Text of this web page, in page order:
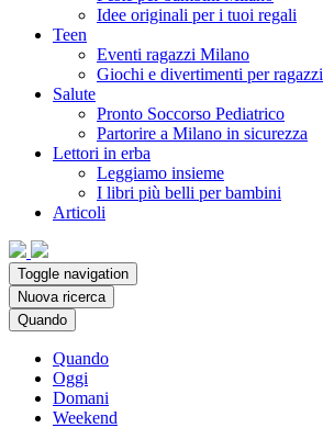
Idee originali per i tuoi regali
Teen
Eventi ragazzi Milano
Giochi e divertimenti per ragazzi
Salute
Pronto Soccorso Pediatrico
Partorire a Milano in sicurezza
Lettori in erba
Leggiamo insieme
I libri più belli per bambini
Articoli
Toggle navigation
Nuova ricerca
Quando
Quando
Oggi
Domani
Weekend